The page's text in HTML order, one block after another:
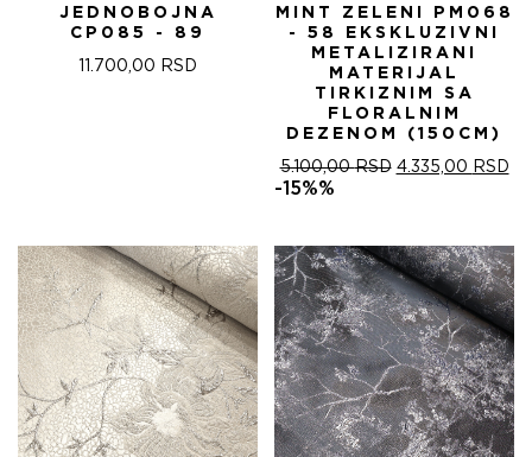
JEDNOBOJNA
CP085 - 89
11.700,00 RSD
MINT ZELENI PM068
- 58 EKSKLUZIVNI
METALIZIRANI
MATERIJAL
TIRKIZNIM SA
FLORALNIM
DEZENOM (150CM)
5.100,00RSD ОРИГИНАЛНА
5.100,00 RSD.
4.335,00 RSD
-15%%